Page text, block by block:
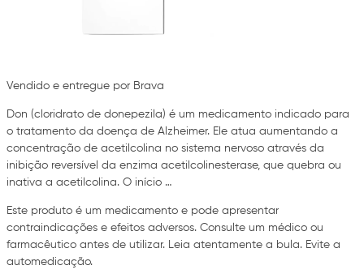
Vendido e entregue por Brava
Don (cloridrato de donepezila) é um medicamento indicado para
o tratamento da doença de Alzheimer. Ele atua aumentando a
concentração de acetilcolina no sistema nervoso através da
inibição reversível da enzima acetilcolinesterase, que quebra ou
inativa a acetilcolina. O início …
Este produto é um medicamento e pode apresentar
contraindicações e efeitos adversos. Consulte um médico ou
farmacêutico antes de utilizar. Leia atentamente a bula. Evite a
automedicação.